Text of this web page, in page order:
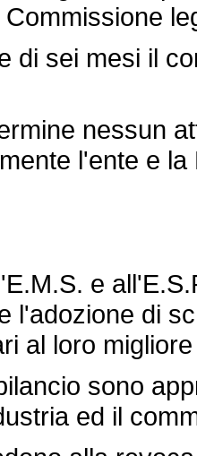
sei mesi il
nessun
l'ente e la
e
l'adozione di
al loro
sono
ed il